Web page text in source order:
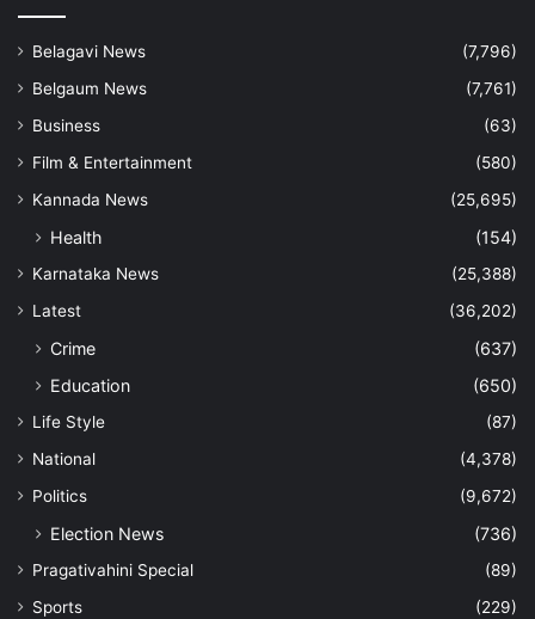
Belagavi News
(7,796)
Belgaum News
(7,761)
Business
(63)
Film & Entertainment
(580)
Kannada News
(25,695)
Health (154)
Karnataka News
(25,388)
Latest
(36,202)
Crime
(637)
Education
(650)
Life Style
(87)
National
(4,378)
Politics
(9,672)
Election News (736)
Pragativahini Special
(89)
Sports
(229)